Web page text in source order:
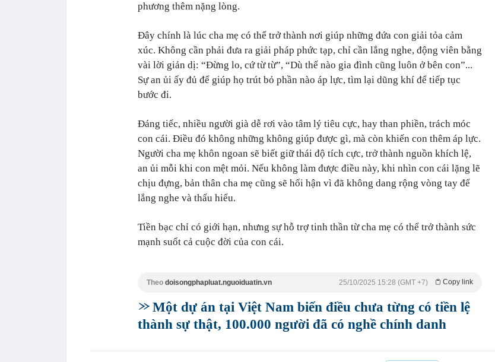
phương thêm nặng lòng.
Đây chính là lúc cha mẹ có thể trở thành nơi giúp những đứa con giải tỏa cảm
xúc. Không cần phải đưa ra giải pháp phức tạp, chỉ cần lắng nghe, động viên bằng
vài lời giản dị: “Đừng lo, cứ từ từ”, “Dù thế nào gia đình cũng luôn ở bên con”...
Sự an ủi ấy đủ để giúp họ trút bỏ phần nào áp lực, tìm lại dũng khí để tiếp tục
bước đi.
Đáng tiếc, nhiều người già dễ rơi vào tâm lý tiêu cực, hay than phiền, trách móc
con cái. Điều đó không những không giúp được gì, mà còn khiến con thêm áp lực.
Người cha mẹ khôn ngoan sẽ biết giữ thái độ tích cực, trở thành nguồn khích lệ,
an ủi mỗi khi con mệt mỏi. Nếu không làm được điều này, khi nhìn con cái lặng lẽ
chịu đựng, bản thân cha mẹ cũng sẽ hối hận vì đã không dang rộng vòng tay để
lắng nghe và thấu hiểu.
Tiền bạc chỉ có giới hạn, nhưng sự hỗ trợ tinh thần từ cha mẹ có thể trở thành sức
mạnh suốt cả cuộc đời của con cái.
Theo doisongphapluat.nguoiduatin.vn Copy link
25/10/2025 15:28 (GMT +7)
Một dự án tại Việt Nam biến điều chưa từng có tiền lệ
thành sự thật, 100.000 người đã có nghề chính danh